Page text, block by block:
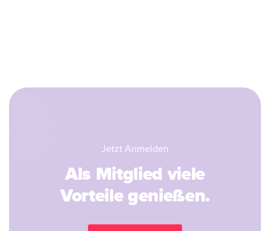
Jetzt Anmelden
Als Mitglied viele
Vorteile genießen.